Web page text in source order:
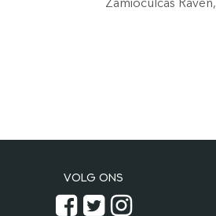
Zamioculcas Raven,
VOLG ONS